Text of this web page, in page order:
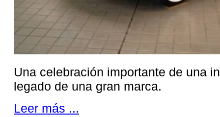
Una celebración importante de una
legado de una gran marca.
Leer más ...